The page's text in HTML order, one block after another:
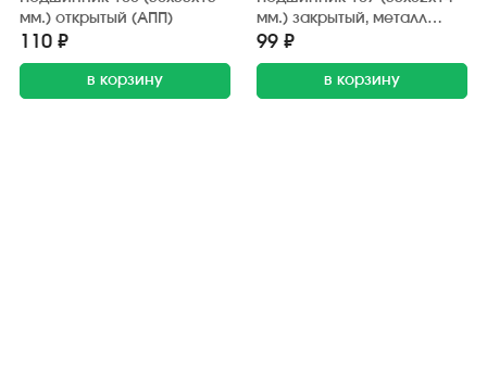
мм.) открытый (АПП)
110 ₽
в корзину
мм.) закрытый, металл
(АПП)
99 ₽
в корзину